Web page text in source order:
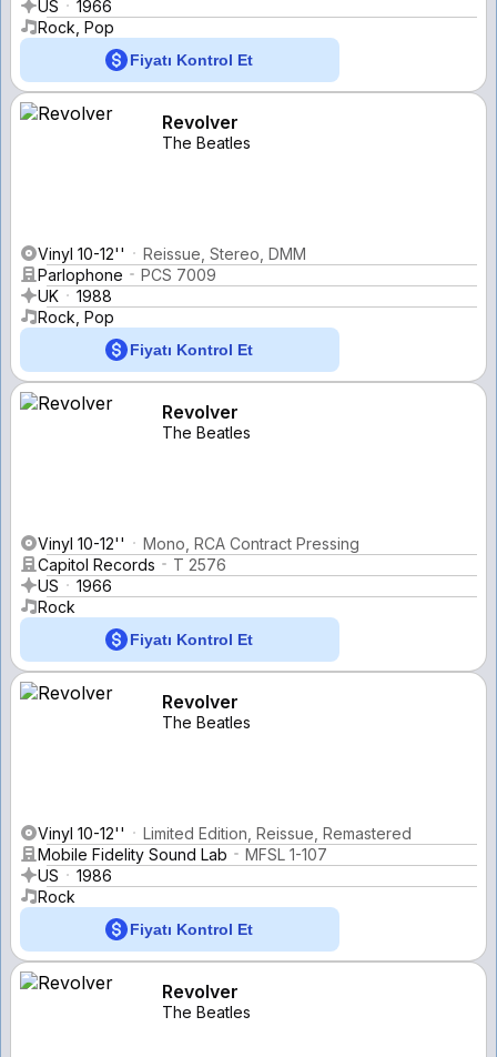
US
1966
Rock, Pop
Fiyatı Kontrol Et
Revolver
The Beatles
Vinyl 10-12''
Reissue, Stereo, DMM
Parlophone
PCS 7009
UK
1988
Rock, Pop
Fiyatı Kontrol Et
Revolver
The Beatles
Vinyl 10-12''
Mono, RCA Contract Pressing
Capitol Records
T 2576
US
1966
Rock
Fiyatı Kontrol Et
Revolver
The Beatles
Vinyl 10-12''
Limited Edition, Reissue, Remastered
Mobile Fidelity Sound Lab
MFSL 1-107
US
1986
Rock
Fiyatı Kontrol Et
Revolver
The Beatles